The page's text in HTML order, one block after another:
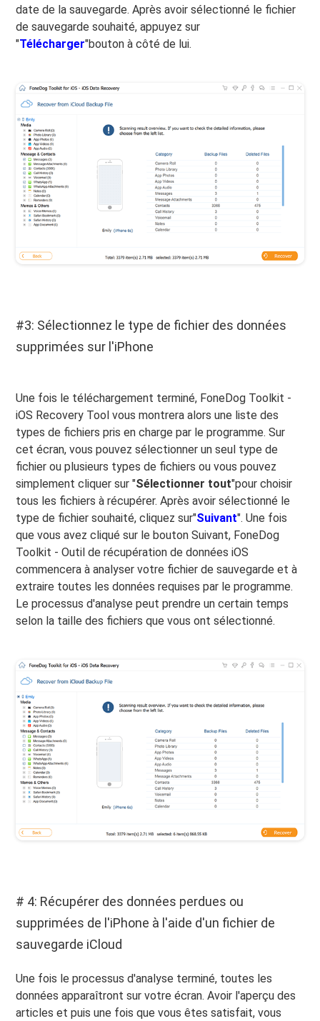
date de la sauvegarde. Après avoir sélectionné le fichier
de sauvegarde souhaité, appuyez sur
"Télécharger"bouton à côté de lui.
#3: Sélectionnez le type de fichier des données
supprimées sur l'iPhone
Une fois le téléchargement terminé, FoneDog Toolkit -
iOS Recovery Tool vous montrera alors une liste des
types de fichiers pris en charge par le programme. Sur
cet écran, vous pouvez sélectionner un seul type de
fichier ou plusieurs types de fichiers ou vous pouvez
simplement cliquer sur "Sélectionner tout"pour choisir
tous les fichiers à récupérer. Après avoir sélectionné le
type de fichier souhaité, cliquez sur"Suivant". Une fois
que vous avez cliqué sur le bouton Suivant, FoneDog
Toolkit - Outil de récupération de données iOS
commencera à analyser votre fichier de sauvegarde et à
extraire toutes les données requises par le programme.
Le processus d'analyse peut prendre un certain temps
selon la taille des fichiers que vous ont sélectionné.
# 4: Récupérer des données perdues ou
supprimées de l'iPhone à l'aide d'un fichier de
sauvegarde iCloud
Une fois le processus d'analyse terminé, toutes les
données apparaîtront sur votre écran. Avoir l'aperçu des
articles et puis une fois que vous êtes satisfait, vous